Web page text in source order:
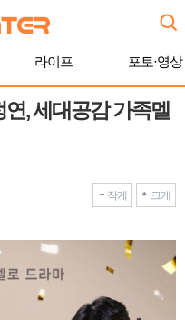
라이프 포토·영상
, 세대공감 가족멜
작게 크게